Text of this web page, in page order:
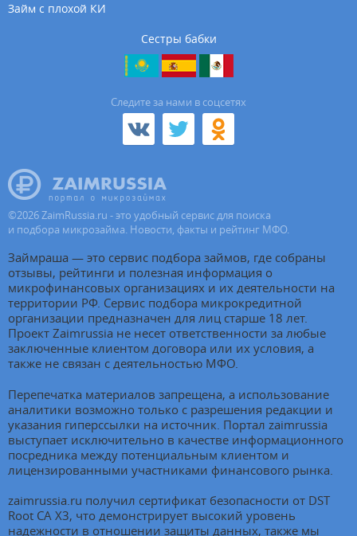
Займ с плохой КИ
Сестры бабки
Cледите за нами в соцсетях
©2026ZaimRussia.ru - это удобный сервис для поиска
и подбора микрозайма. Новости, факты и рейтинг МФО.
Займраша — это сервис подбора займов, где собраны
отзывы, рейтинги и полезная информация о
микрофинансовых организациях и их деятельности на
территории РФ. Сервис подбора микрокредитной
организации предназначен для лиц старше 18 лет.
Проект Zaimrussia не несет ответственности за любые
заключенные клиентом договора или их условия, а
также не связан с деятельностью МФО.
Перепечатка материалов запрещена, а использование
аналитики возможно только с разрешения редакции и
указания гиперссылки на источник. Портал zaimrussia
выступает исключительно в качестве информационного
посредника между потенциальным клиентом и
лицензированными участниками финансового рынка.
zaimrussia.ru получил сертификат безопасности от DST
Root CA X3, что демонстрирует высокий уровень
надежности в отношении защиты данных, также мы